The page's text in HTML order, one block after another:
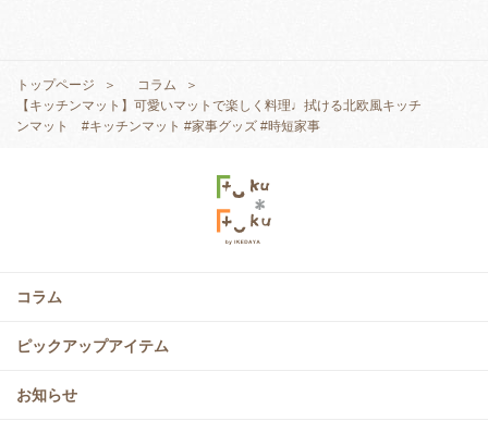
トップページ
コラム
【キッチンマット】可愛いマットで楽しく料理♩拭ける北欧風キッチ
ンマット #キッチンマット #家事グッズ #時短家事
コラム
ピックアップアイテム
お知らせ